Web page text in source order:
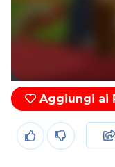
Aggiungi ai